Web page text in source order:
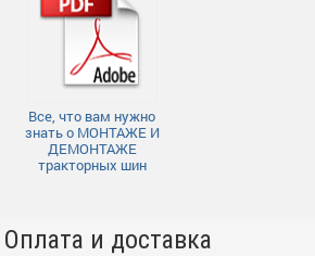
Все, что вам нужно
знать о МОНТАЖЕ И
ДЕМОНТАЖЕ
тракторных шин
Оплата и доставка